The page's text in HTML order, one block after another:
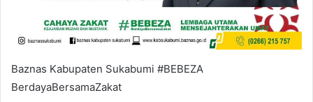
Baznas Kabupaten Sukabumi #BEBEZA
BerdayaBersamaZakat